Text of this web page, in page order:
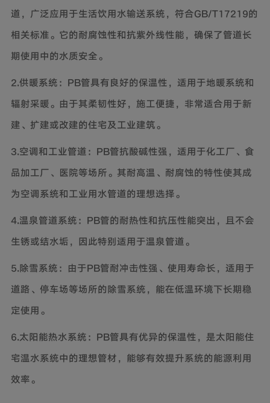
道，广泛应用于生活饮用水输送系统，符合GB/T17219的
相关标准。它的耐腐蚀性和抗紫外线性能，确保了管道长
期使用中的水质安全。
2.供暖系统：PB管具有良好的保温性，适用于地暖系统和
辐射采暖。由于其柔韧性好，施工便捷，非常适合用于新
建、扩建或改建的住宅及工业建筑。
3.空调和工业管道：PB管抗酸碱性强，适用于化工厂、食
品加工厂、医院等场所。其耐高温、耐腐蚀的特性使其成
为空调系统和工业用水管道的理想选择。
4.温泉管道系统：PB管的耐热性和抗压性能突出，且不会
生锈或结水垢，因此特别适用于温泉管道。
5.除雪系统：由于PB管耐冲击性强、使用寿命长，适用于
道路、停车场等场所的除雪系统，能在低温环境下长期稳
定使用。
6.太阳能热水系统：PB管具有优异的保温性，是太阳能住
宅温水系统中的理想管材，能够有效提升系统的能源利用
效率。